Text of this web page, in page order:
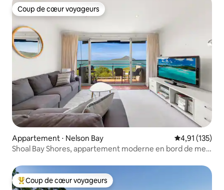
Coup de cœur voyageurs
Coup de cœur voyageurs
Appartement ⋅ Nelson Bay Évaluation
4,91 (135)
Shoal Bay Shores, appartement moderne en bord de mer
Coups de cœur voyageurs les plus appréciés
Coup de cœur voyageurs